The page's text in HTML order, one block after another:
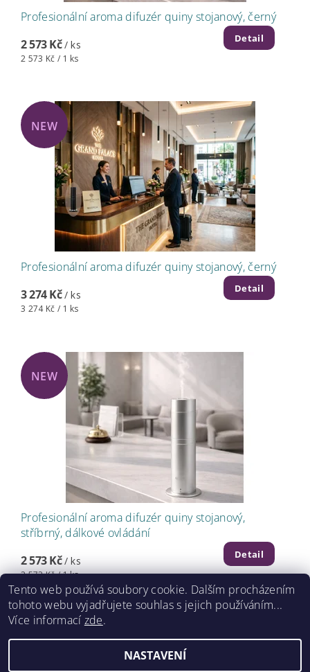
Profesionální aroma difuzér quiny stojanový, černý
2 573 Kč/ ks
2 573 Kč / 1 ks
Detail
NEW
Profesionální aroma difuzér quiny stojanový, černý
3 274 Kč/ ks
3 274 Kč / 1 ks
Detail
NEW
Profesionální aroma difuzér quiny stojanový,
stříbrný, dálkové ovládání
2 573 Kč/ ks
2 573 Kč / 1 ks
Detail
2026 ©www.caretrade.cz, všechna práva vyhrazena
Tento web používá soubory cookie. Dalším procházením
tohoto webu vyjadřujete souhlas s jejich používáním...
Více informací zde.
NASTAVENÍ